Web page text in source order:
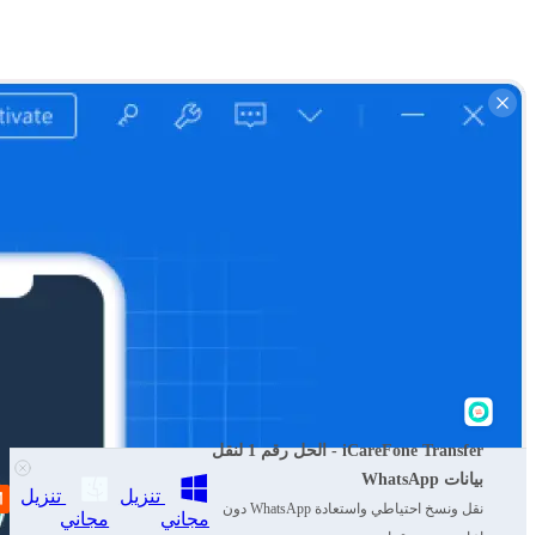
iCareFone Transfer - الحل رقم 1 لنقل
بيانات WhatsApp
نقل ونسخ احتياطي واستعادة WhatsApp دون
تنزيل
مجاني
تنزيل
مجاني